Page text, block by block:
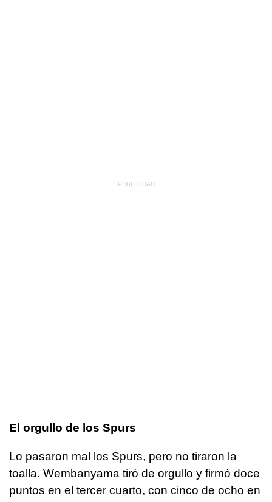
El orgullo de los Spurs
Lo pasaron mal los Spurs, pero no tiraron la
toalla. Wembanyama tiró de orgullo y firmó doce
puntos en el tercer cuarto, con cinco de ocho en